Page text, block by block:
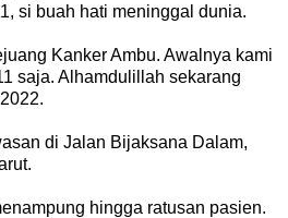
si buah hati meninggal dunia.
Kanker Ambu. Awalnya kami
saja. Alhamdulillah sekarang
di Jalan Bijaksana Dalam,
hingga ratusan pasien.